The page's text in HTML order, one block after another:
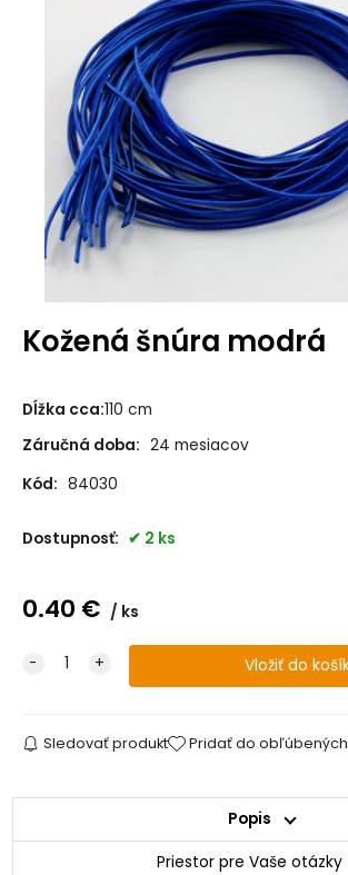
Kožená šnúra modrá
Dĺžka cca:110 cm
Záručná doba: 24 mesiacov
Kód: 84030
Dostupnosť: 2 ks
0.40 € ks
Sledovať produkt Pridať do obľúbených
Popis
Priestor pre Vaše otázky